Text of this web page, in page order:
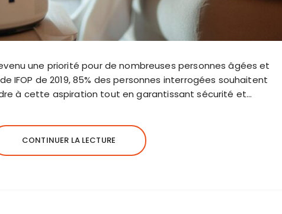
une priorité pour de nombreuses personnes âgées et
IFOP de 2019, 85% des personnes interrogées souhaitent
à cette aspiration tout en garantissant sécurité et…
CONTINUER LA LECTURE